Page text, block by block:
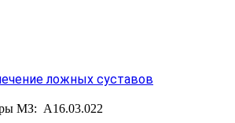
ложных суставов
МЗ: A16.03.022